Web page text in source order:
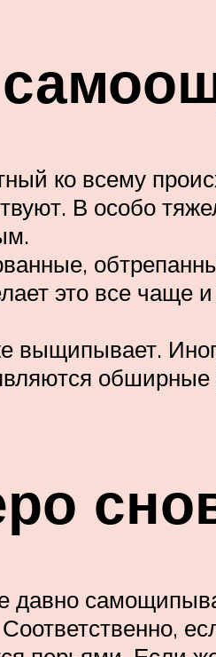
ко всему
В особо
это все
давно